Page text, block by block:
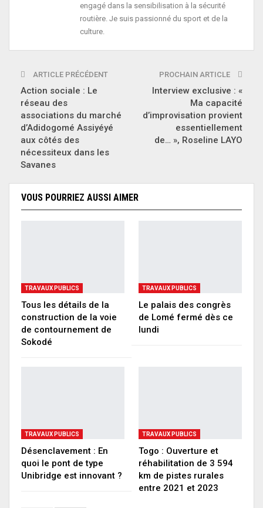
engagé dans la sensibilisation à la sécurité
routière. Je suis passionné du sport et de la
culture.
ARTICLE PRÉCÉDENT
Action sociale : Le
réseau des
associations du marché
d’Adidogomé Assiyéyé
aux côtés des
nécessiteux dans les
Savanes
PROCHAIN ARTICLE
Interview exclusive : «
Ma capacité
d’improvisation provient
essentiellement
de… », Roseline LAYO
VOUS POURRIEZ AUSSI AIMER
TRAVAUX PUBLICS
Tous les détails de la
construction de la voie
de contournement de
Sokodé
TRAVAUX PUBLICS
Le palais des congrès
de Lomé fermé dès ce
lundi
TRAVAUX PUBLICS
Désenclavement : En
quoi le pont de type
Unibridge est innovant ?
TRAVAUX PUBLICS
Togo : Ouverture et
réhabilitation de 3 594
km de pistes rurales
entre 2021 et 2023